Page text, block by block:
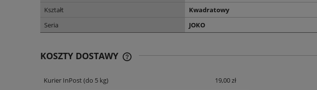
Kształt
Kwadratowy
Seria
JOKO
KOSZTY DOSTAWY
CENA NIE ZAWIERA EWENTUALNYCH
Kurier InPost(do 5 kg) 19,00 zł